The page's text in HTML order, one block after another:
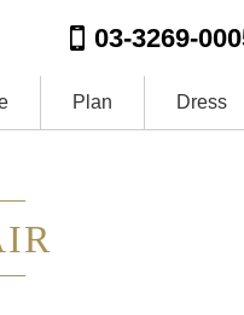
03-3269-
Plan Dress